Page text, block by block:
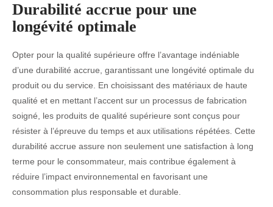
Durabilité accrue pour une
longévité optimale
Opter pour la qualité supérieure offre l’avantage indéniable
d’une durabilité accrue, garantissant une longévité optimale du
produit ou du service. En choisissant des matériaux de haute
qualité et en mettant l’accent sur un processus de fabrication
soigné, les produits de qualité supérieure sont conçus pour
résister à l’épreuve du temps et aux utilisations répétées. Cette
durabilité accrue assure non seulement une satisfaction à long
terme pour le consommateur, mais contribue également à
réduire l’impact environnemental en favorisant une
consommation plus responsable et durable.